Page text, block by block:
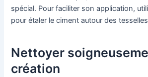
spécial. Pour faciliter son application,
pour étaler le ciment autour des
Nettoyer
création